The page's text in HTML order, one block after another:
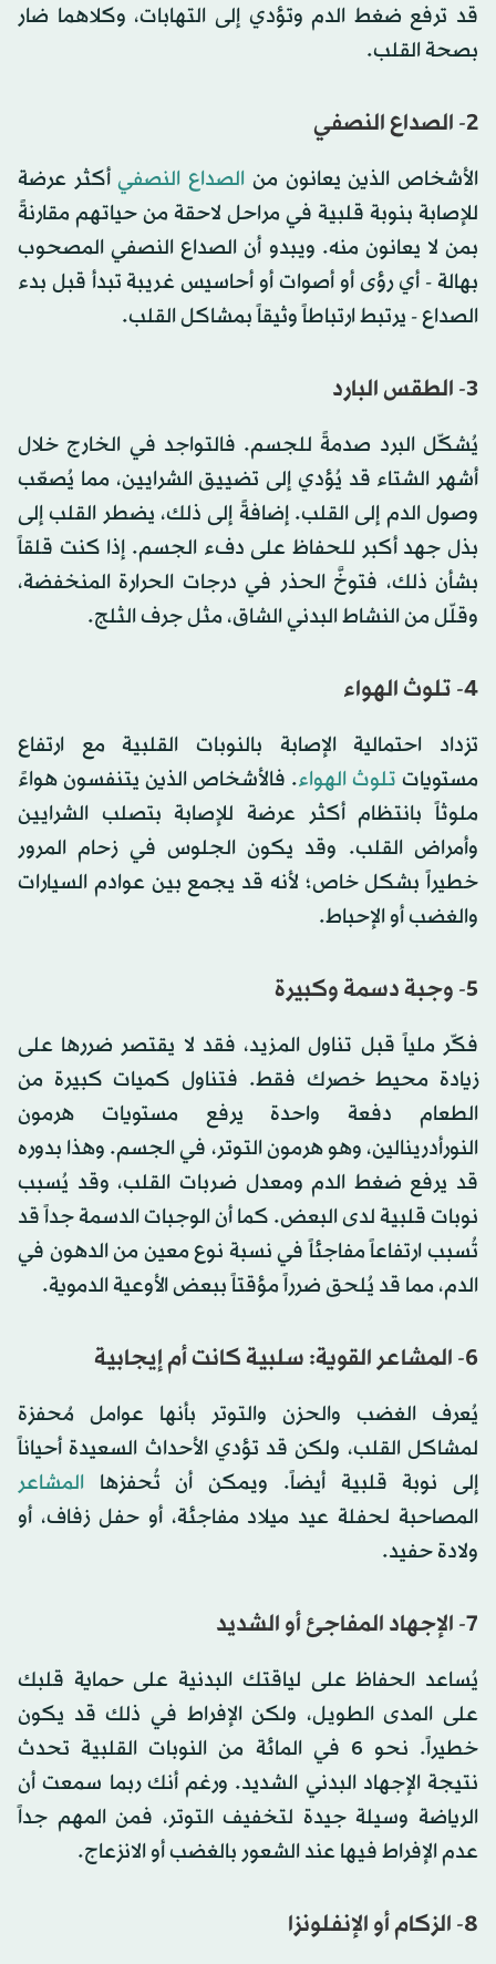
قد ترفع ضغط الدم وتؤدي إلى التهابات، وكلاهما ضار
بصحة القلب.
2- الصداع النصفي
الأشخاص الذين يعانون من الصداع النصفيأكثر عرضة
للإصابة بنوبة قلبية في مراحل لاحقة من حياتهم مقارنةً
بمن لا يعانون منه. ويبدو أن الصداع النصفي المصحوب
بهالة - أي رؤى أو أصوات أو أحاسيس غريبة تبدأ قبل بدء
الصداع - يرتبط ارتباطاً وثيقاً بمشاكل القلب.
3- الطقس البارد
يُشكّل البرد صدمةً للجسم. فالتواجد في الخارج خلال
أشهر الشتاء قد يُؤدي إلى تضييق الشرايين، مما يُصعّب
وصول الدم إلى القلب. إضافةً إلى ذلك، يضطر القلب إلى
بذل جهد أكبر للحفاظ على دفء الجسم. إذا كنت قلقاً
بشأن ذلك، فتوخَّ الحذر في درجات الحرارة المنخفضة،
وقلّل من النشاط البدني الشاق، مثل جرف الثلج.
4- تلوث الهواء
تزداد احتمالية الإصابة بالنوبات القلبية مع ارتفاع
مستويات تلوث الهواء. فالأشخاص الذين يتنفسون هواءً
ملوثاً بانتظام أكثر عرضة للإصابة بتصلب الشرايين
وأمراض القلب. وقد يكون الجلوس في زحام المرور
خطيراً بشكل خاص؛ لأنه قد يجمع بين عوادم السيارات
والغضب أو الإحباط.
5- وجبة دسمة وكبيرة
فكّر ملياً قبل تناول المزيد، فقد لا يقتصر ضررها على
زيادة محيط خصرك فقط. فتناول كميات كبيرة من
الطعام دفعة واحدة يرفع مستويات هرمون
النورأدرينالين، وهو هرمون التوتر، في الجسم. وهذا بدوره
قد يرفع ضغط الدم ومعدل ضربات القلب، وقد يُسبب
نوبات قلبية لدى البعض. كما أن الوجبات الدسمة جداً قد
تُسبب ارتفاعاً مفاجئاً في نسبة نوع معين من الدهون في
الدم، مما قد يُلحق ضرراً مؤقتاً ببعض الأوعية الدموية.
6- المشاعر القوية: سلبية كانت أم إيجابية
يُعرف الغضب والحزن والتوتر بأنها عوامل مُحفزة
لمشاكل القلب، ولكن قد تؤدي الأحداث السعيدة أحياناً
إلى نوبة قلبية أيضاً. ويمكن أن تُحفزها المشاعر
المصاحبة لحفلة عيد ميلاد مفاجئة، أو حفل زفاف، أو
ولادة حفيد.
7- الإجهاد المفاجئ أو الشديد
يُساعد الحفاظ على لياقتك البدنية على حماية قلبك
على المدى الطويل، ولكن الإفراط في ذلك قد يكون
خطيراً. نحو 6 في المائة من النوبات القلبية تحدث
نتيجة الإجهاد البدني الشديد. ورغم أنك ربما سمعت أن
الرياضة وسيلة جيدة لتخفيف التوتر، فمن المهم جداً
عدم الإفراط فيها عند الشعور بالغضب أو الانزعاج.
8- الزكام أو الإنفلونزا